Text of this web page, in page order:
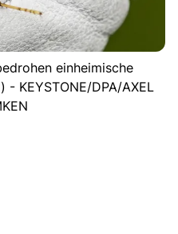
einheimische
KEYSTONE/DPA/AXEL